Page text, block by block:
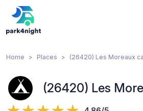
Home Places (26420) Les Moreaux
(26420) Les